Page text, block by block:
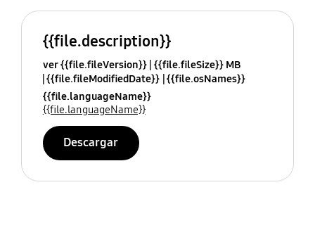
{{file.description}}
ver {{file.fileVersion}} {{file.fileSize}} MB
{{file.fileModifiedDate}} {{file.osNames}}
{{file.languageName}}
{{file.languageName}}
Descargar